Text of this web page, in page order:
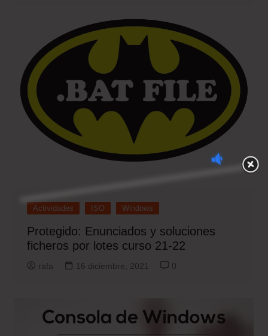
Actividades ISO Windows
Protegido: Enunciados y soluciones
ficheros por lotes curso 21-22
rafa 16 diciembre, 2021 0